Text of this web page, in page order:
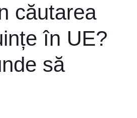
căutarea
în UE?
să